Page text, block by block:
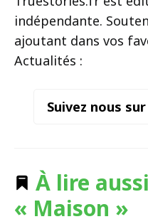
indépendante.
ajoutant dans vos
Actualités :
Suivez nous
À lire
« Maison »